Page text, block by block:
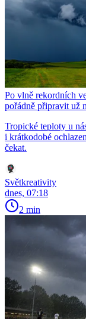
Po vlně rekordních
pořádně připravit už
Tropické teploty u
i krátkodobé
čekat.
Světkreativity
dnes, 07:18
2 min